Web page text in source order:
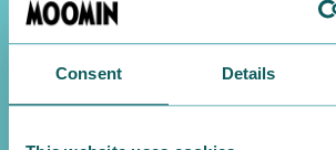
Consent Details